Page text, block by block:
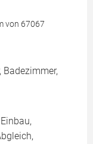
von 67067
Badezimmer,